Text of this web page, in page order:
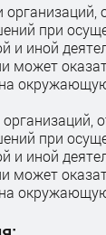
организаций,
при
и иной
может
при
и иной
может